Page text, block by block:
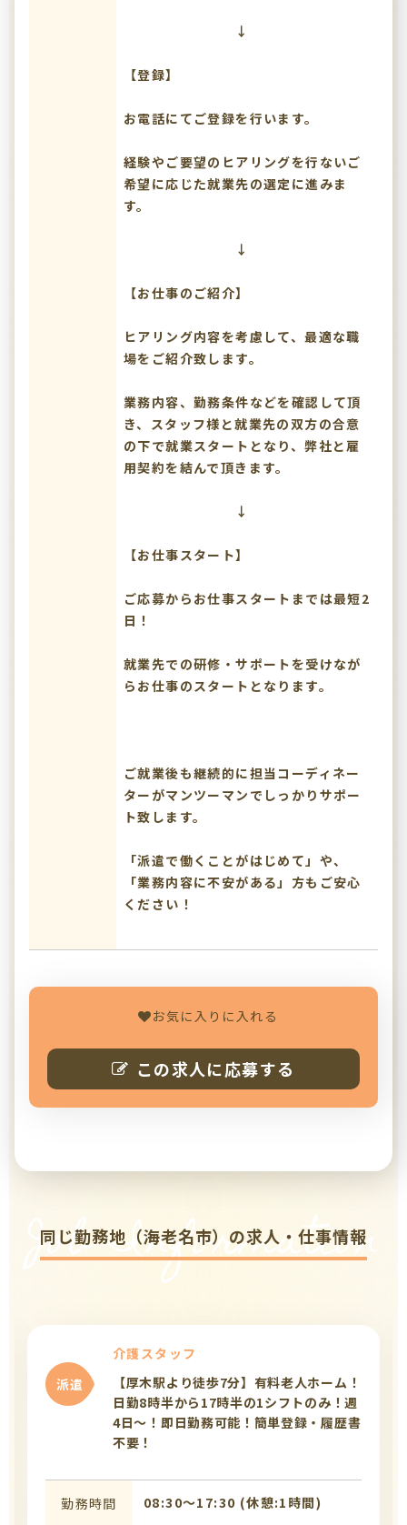
↓
【登録】
お電話にてご登録を行います。
経験やご要望のヒアリングを行ないご
希望に応じた就業先の選定に進みま
す。
↓
【お仕事のご紹介】
ヒアリング内容を考慮して、最適な職
場をご紹介致します。
業務内容、勤務条件などを確認して頂
き、スタッフ様と就業先の双方の合意
の下で就業スタートとなり、弊社と雇
用契約を結んで頂きます。
↓
【お仕事スタート】
ご応募からお仕事スタートまでは最短2
日！
就業先での研修・サポートを受けなが
らお仕事のスタートとなります。
ご就業後も継続的に担当コーディネー
ターがマンツーマンでしっかりサポー
ト致します。
「派遣で働くことがはじめて」や、
「業務内容に不安がある」方もご安心
ください！
お気に入りに入れる
この求人に応募する
Job Information
同じ勤務地（海老名市）の求人・仕事情報
派遣
介護スタッフ
【厚木駅より徒歩7分】有料老人ホーム！
日勤8時半から17時半の1シフトのみ！週
4日～！即日勤務可能！簡単登録・履歴書
不要！
勤務時間 08:30〜17:30 (休憩:1時間)